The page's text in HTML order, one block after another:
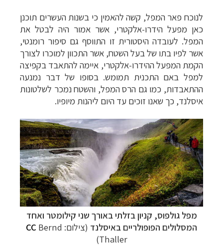
לנוכח פאר המפל, קשה להאמין כי בשנות העשרים תוכנן
כאן מפעל הידרו-אלקטרי, אשר אמור היה לבטל את
המפל. לעובדה היסטורית זו התווסף גם סיפור רומנטי,
אשר לפיו בתו של בעל השטח, אשר התכוון למוכרו לצורך
הקמת המפעל ההידרו-אלקטרי, איימה להתאבד בקפיצה
למפל באם התכנית תמומש. בסופו של דבר נמנעה
ההתאבדות, כמו גם הרס המפל, והשטח נמכר לשלטונות
איסלנד, כך שאנו זוכים עד היום ליהנות מיופיו.
מפל גולפוס, קניון בזלתי באורך שני קילומטר ואחד
המסלולים הפופולריים באיסלנד (צילום: CC Bernd
Thaller)